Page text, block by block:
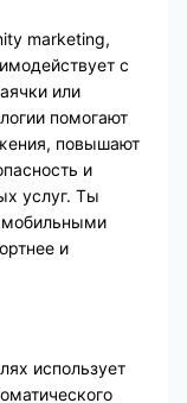
marketing,
с
или
помогают
повышают
и
услуг. Ты
мобильными
и
использует